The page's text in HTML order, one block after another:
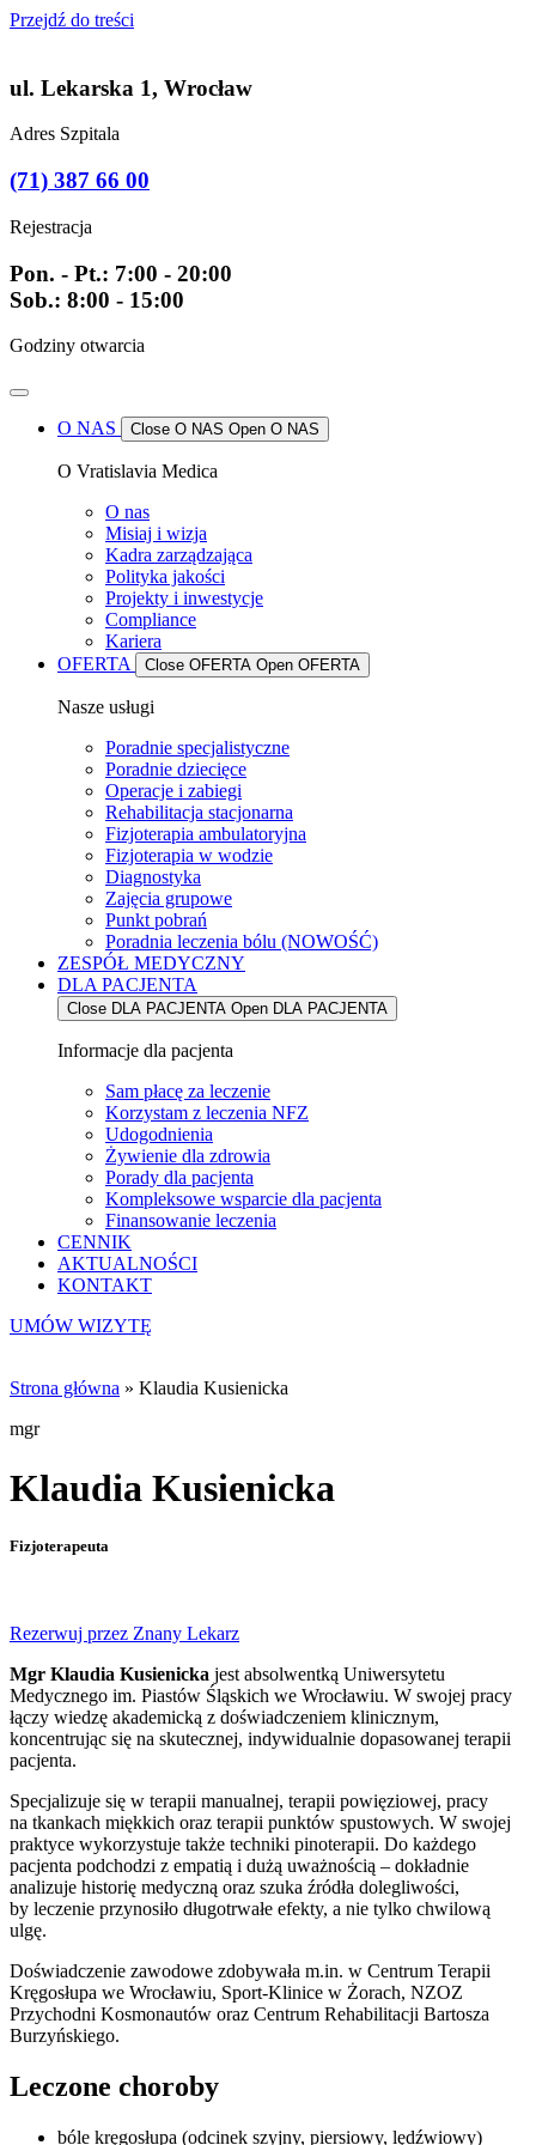
Przejdź do treści
ul. Lekarska 1, Wrocław
Adres Szpitala
(71) 387 66 00
Rejestracja
Pon. - Pt.: 7:00 - 20:00
Sob.: 8:00 - 15:00
Godziny otwarcia
O NAS Close O NAS Open O NAS
O Vratislavia Medica
O nas
Misiaj i wizja
Kadra zarządzająca
Polityka jakości
Projekty i inwestycje
Compliance
Kariera
OFERTA
Close OFERTA Open OFERTA
Nasze usługi
Poradnie specjalistyczne
Poradnie dziecięce
Operacje i zabiegi
Rehabilitacja stacjonarna
Fizjoterapia ambulatoryjna
Fizjoterapia w wodzie
Diagnostyka
Zajęcia grupowe
Punkt pobrań
Poradnia leczenia bólu (NOWOŚĆ)
ZESPÓŁ MEDYCZNY
DLA PACJENTA
Close DLA PACJENTA Open DLA PACJENTA
Informacje dla pacjenta
Sam płacę za leczenie
Korzystam z leczenia NFZ
Udogodnienia
Żywienie dla zdrowia
Porady dla pacjenta
Kompleksowe wsparcie dla pacjenta
Finansowanie leczenia
CENNIK
AKTUALNOŚCI
KONTAKT
UMÓW WIZYTĘ
Strona główna » Klaudia Kusienicka
mgr
Klaudia Kusienicka
Fizjoterapeuta
Rezerwuj przez Znany Lekarz
Mgr Klaudia Kusienicka jest absolwentką Uniwersytetu
Medycznego im. Piastów Śląskich we Wrocławiu. W swojej pracy
łączy wiedzę akademicką z doświadczeniem klinicznym,
koncentrując się na skutecznej, indywidualnie dopasowanej terapii
pacjenta.
Specjalizuje się w terapii manualnej, terapii powięziowej, pracy
na tkankach miękkich oraz terapii punktów spustowych. W swojej
praktyce wykorzystuje także techniki pinoterapii. Do każdego
pacjenta podchodzi z empatią i dużą uważnością – dokładnie
analizuje historię medyczną oraz szuka źródła dolegliwości,
by leczenie przynosiło długotrwałe efekty, a nie tylko chwilową
ulgę.
Doświadczenie zawodowe zdobywała m.in. w Centrum Terapii
Kręgosłupa we Wrocławiu, Sport-Klinice w Żorach, NZOZ
Przychodni Kosmonautów oraz Centrum Rehabilitacji Bartosza
Burzyńskiego.
Leczone choroby
bóle kręgosłupa (odcinek szyjny, piersiowy, lędźwiowy)